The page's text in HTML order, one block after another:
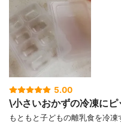
5.00
\小さいおかずの冷凍に
もともと子どもの離乳食を冷